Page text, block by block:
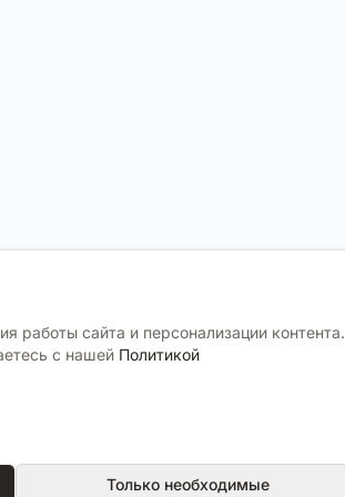
работы сайта и персонализации контента.
с нашей Политикой
Только необходимые